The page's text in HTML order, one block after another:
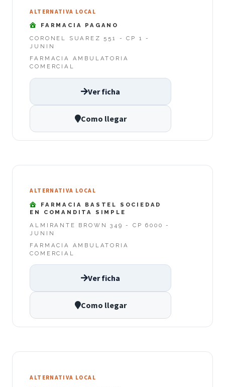
ALTERNATIVA LOCAL
FARMACIA PAGANO
CORONEL SUAREZ 551 - CP 1 -
JUNIN
FARMACIA AMBULATORIA
COMERCIAL
Ver ficha
Como llegar
ALTERNATIVA LOCAL
FARMACIA BASTEL SOCIEDAD
EN COMANDITA SIMPLE
ALMIRANTE BROWN 349 - CP 6000 -
JUNIN
FARMACIA AMBULATORIA
COMERCIAL
Ver ficha
Como llegar
ALTERNATIVA LOCAL